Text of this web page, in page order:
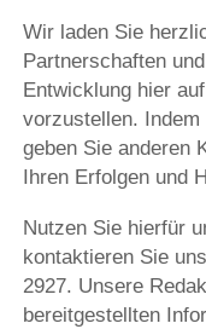
Wir laden Sie
Partnerschaften
Entwicklung hier
vorzustellen.
geben Sie anderen
Ihren Erfolgen und
Nutzen Sie hierfür
kontaktieren Sie
2927. Unsere
bereitgestellten